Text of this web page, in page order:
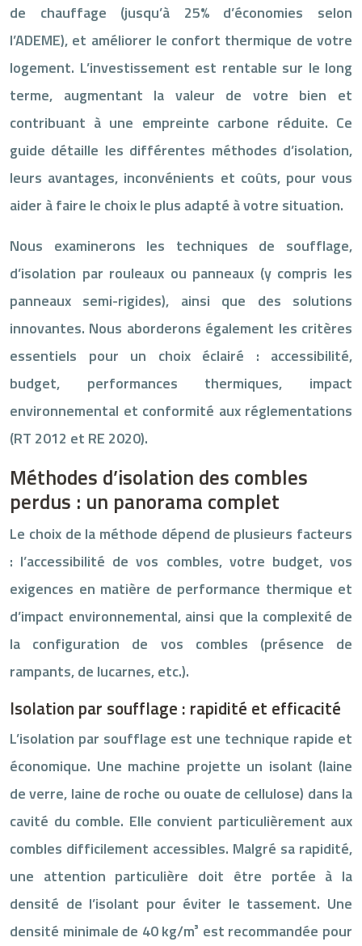
de chauffage (jusqu’à 25% d’économies selon
l’ADEME), et améliorer le confort thermique de votre
logement. L’investissement est rentable sur le long
terme, augmentant la valeur de votre bien et
contribuant à une empreinte carbone réduite. Ce
guide détaille les différentes méthodes d’isolation,
leurs avantages, inconvénients et coûts, pour vous
aider à faire le choix le plus adapté à votre situation.
Nous examinerons les techniques de soufflage,
d’isolation par rouleaux ou panneaux (y compris les
panneaux semi-rigides), ainsi que des solutions
innovantes. Nous aborderons également les critères
essentiels pour un choix éclairé : accessibilité,
budget, performances thermiques, impact
environnemental et conformité aux réglementations
(RT 2012 et RE 2020).
Méthodes d’isolation des combles
perdus : un panorama complet
Le choix de la méthode dépend de plusieurs facteurs
: l’accessibilité de vos combles, votre budget, vos
exigences en matière de performance thermique et
d’impact environnemental, ainsi que la complexité de
la configuration de vos combles (présence de
rampants, de lucarnes, etc.).
Isolation par soufflage : rapidité et efficacité
L’isolation par soufflage est une technique rapide et
économique. Une machine projette un isolant (laine
de verre, laine de roche ou ouate de cellulose) dans la
cavité du comble. Elle convient particulièrement aux
combles difficilement accessibles. Malgré sa rapidité,
une attention particulière doit être portée à la
densité de l’isolant pour éviter le tassement. Une
densité minimale de 40 kg/m³ est recommandée pour